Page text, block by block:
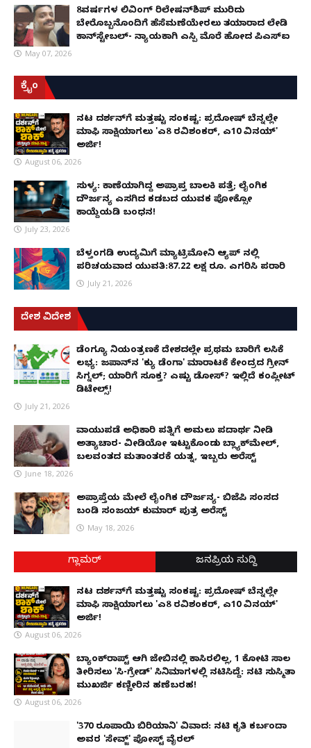
8ವರ್ಷಗಳ ಲಿವಿಂಗ್‌ ರಿಲೇಷನ್‌ಶಿಪ್ ಮುರಿದು
ಬೇರೊಬ್ಬನೊಂದಿಗೆ ಹೆಸೆಮಣೆಯೇರಲು ತಯಾರಾದ ಲೇಡಿ
ಕಾನ್‌ಸ್ಟೇಬಲ್- ನ್ಯಾಯಕ್ಕಾಗಿ ಎಸ್ಪಿ ಮೊರೆ ಹೋದ ಪಿಎಸ್ಐ
May 07, 2026
ಕ್ರೈಂ
ನಟ ದರ್ಶನ್‌ಗೆ ಮತ್ತಷ್ಟು ಸಂಕಷ್ಟ: ಪ್ರದೋಷ್ ಬೆನ್ನಲ್ಲೇ
ಮಾಫಿ ಸಾಕ್ಷಿಯಾಗಲು 'ಎ8 ರವಿಶಂಕರ್, ಎ10 ವಿನಯ್'
ಅರ್ಜಿ!
August 06, 2026
ಸುಳ್ಯ: ಕಾಣೆಯಾಗಿದ್ದ ಅಪ್ರಾಪ್ತ ಬಾಲಕಿ ಪತ್ತೆ; ಲೈಂಗಿಕ
ದೌರ್ಜನ್ಯ ಎಸಗಿದ ಕಡಬದ ಯುವಕ ಪೋಕ್ಸೋ
ಕಾಯ್ದೆಯಡಿ ಬಂಧನ!
July 23, 2026
ಬೆಳ್ತಂಗಡಿ ಉದ್ಯಮಿಗೆ ಮ್ಯಾಟ್ರಿಮೋನಿ ಆ್ಯಪ್ ನಲ್ಲಿ
ಪರಿಚಯವಾದ ಯುವತಿ:87.22 ಲಕ್ಷ ರೂ. ಎಗರಿಸಿ ಪರಾರಿ
July 21, 2026
ದೇಶ ವಿದೇಶ
ಡೆಂಗ್ಯೂ ನಿಯಂತ್ರಣಕ್ಕೆ ದೇಶದಲ್ಲೇ ಪ್ರಥಮ ಬಾರಿಗೆ ಲಸಿಕೆ
ಲಭ್ಯ: ಜಪಾನ್‌ನ 'ಕ್ಯು ಡೆಂಗಾ' ಮಾರಾಟಕ್ಕೆ ಕೇಂದ್ರದ ಗ್ರೀನ್
ಸಿಗ್ನಲ್; ಯಾರಿಗೆ ಸೂಕ್ತ? ಎಷ್ಟು ಡೋಸ್? ಇಲ್ಲಿದೆ ಕಂಪ್ಲೀಟ್
ಡಿಟೇಲ್ಸ್!
July 21, 2026
ವಾಯುಪಡೆ ಅಧಿಕಾರಿ ಪತ್ನಿಗೆ ಅಮಲು ಪದಾರ್ಥ ನೀಡಿ
ಅತ್ಯಾಚಾರ- ವೀಡಿಯೋ ಇಟ್ಟುಕೊಂಡು ಬ್ಲ್ಯಾಕ್‌ಮೇಲ್,
ಬಲವಂತದ ಮತಾಂತರಕ್ಕೆ ಯತ್ನ, ಇಬ್ಬರು ಅರೆಸ್ಟ್
June 18, 2026
ಅಪ್ರಾಪ್ತೆಯ ಮೇಲೆ ಲೈಂಗಿಕ ದೌರ್ಜನ್ಯ- ಬಿಜೆಪಿ ಸಂಸದ
ಬಂಡಿ ಸಂಜಯ್ ಕುಮಾರ್ ಪುತ್ರ ಅರೆಸ್ಟ್
May 18, 2026
ಗ್ಲಾಮರ್ ಜನಪ್ರಿಯ ಸುದ್ದಿ
ನಟ ದರ್ಶನ್‌ಗೆ ಮತ್ತಷ್ಟು ಸಂಕಷ್ಟ: ಪ್ರದೋಷ್ ಬೆನ್ನಲ್ಲೇ
ಮಾಫಿ ಸಾಕ್ಷಿಯಾಗಲು 'ಎ8 ರವಿಶಂಕರ್, ಎ10 ವಿನಯ್'
ಅರ್ಜಿ!
August 06, 2026
ಬ್ಯಾಂಕ್‌ರಾಪ್ಟ್‌ ಆಗಿ ಜೇಬಿನಲ್ಲಿ ಕಾಸಿರಲಿಲ್ಲ, ₹1 ಕೋಟಿ ಸಾಲ
ತೀರಿಸಲು 'ಸಿ-ಗ್ರೇಡ್' ಸಿನಿಮಾಗಳಲ್ಲಿ ನಟಿಸಿದ್ದೆ: ನಟಿ ಸುಸ್ಮಿತಾ
ಮುಖರ್ಜಿ ಕಣ್ಣೀರಿನ ಹಣೆಬರಹ!
August 06, 2026
'370 ರೂಪಾಯಿ ಬಿರಿಯಾನಿ' ವಿವಾದ: ನಟಿ ಕೃತಿ ಕರ್ಬಂದಾ
ಅವರ 'ಸೇವ್ಜ್' ಪೋಸ್ಟ್ ವೈರಲ್